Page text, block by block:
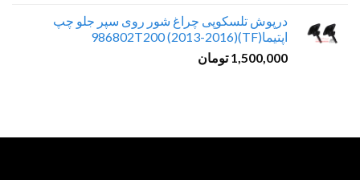
درپوش تلسکوپی چراغ شور روی سپر جلو چپ
اپتیما(TF)(2013-2016) 986802T200
1,500,000 تومان